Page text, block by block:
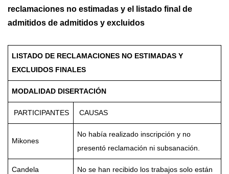
reclamaciones no estimadas y el listado final de
admitidos de admitidos y excluidos
LISTADO DE RECLAMACIONES NO ESTIMADAS Y
EXCLUIDOS FINALES
MODALIDAD DISERTACIÓN
PARTICIPANTES CAUSAS
Mikones
No había realizado inscripción y no
presentó reclamación ni subsanación.
Candela
No se han recibido los trabajos solo están